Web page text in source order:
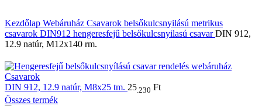
Kezdőlap Webáruház Csavarok belsőkulcsnyilású metrikus
csavarok DIN912 hengeresfejű belsőkulcsnyilasú csavarDIN 912,
12.9 natúr, M12x140 rm.
DIN 912, 12.9 natúr, M8x25 tm. 25.230 Ft
Összes termék